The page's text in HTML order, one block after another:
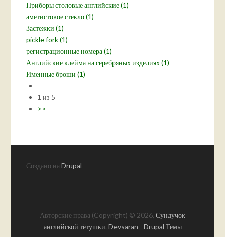
Приборы столовые английские (1)
аметистовое стекло (1)
Застежки (1)
pickle fork (1)
регистрационные номера (1)
Английские клейма на серебряных изделиях (1)
Именные броши (1)
1 из 5
>>
Создано наDrupal
Авторские права (Copyright) © 2026, Сундучок
английской тётушки. Devsaran - Drupal Темы